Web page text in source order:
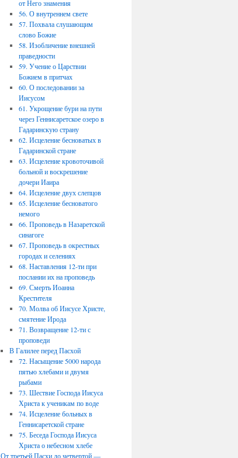
от Него знамения
56. О внутреннем свете
57. Похвала слушающим
слово Божие
58. Изобличение внешней
праведности
59. Учение о Царствии
Божием в притчах
60. О последовании за
Иисусом
61. Укрощение бури на пути
через Геннисаретское озеро в
Гадаринскую страну
62. Исцеление бесноватых в
Гадаринской стране
63. Исцеление кровоточивой
больной и воскрешение
дочери Иаира
64. Исцеление двух слепцов
65. Исцеление бесноватого
немого
66. Проповедь в Назаретской
синагоге
67. Проповедь в окрестных
городах и селениях
68. Наставления 12-ти при
послании их на проповедь
69. Смерть Иоанна
Крестителя
70. Молва об Иисусе Христе,
смятение Ирода
71. Возвращение 12-ти с
проповеди
В Галилее перед Пасхой
72. Насыщение 5000 народа
пятью хлебами и двумя
рыбами
73. Шествие Господа Иисуса
Христа к ученикам по воде
74. Исцеление больных в
Геннисаретской стране
75. Беседа Господа Иисуса
Христа о небесном хлебе
От третьей Пасхи до четвертой —